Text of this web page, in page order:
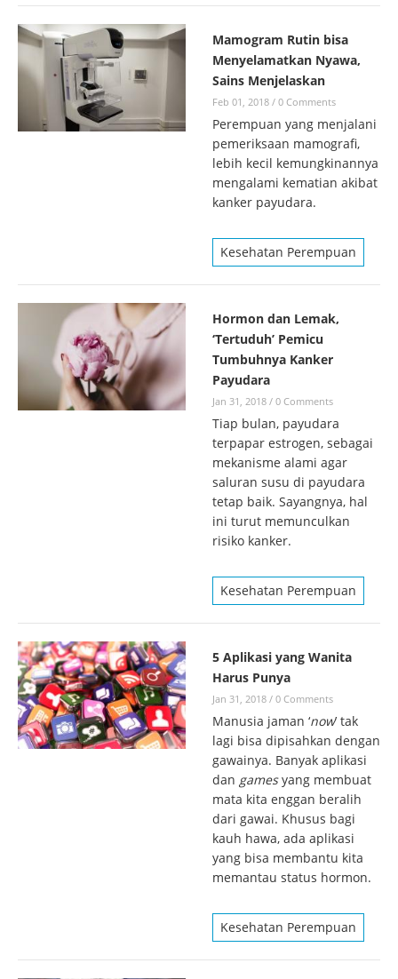
Mamogram Rutin bisa
Menyelamatkan Nyawa,
Sains Menjelaskan
Feb 01, 2018 / 0 Comments
Perempuan yang menjalani
pemeriksaan mamografi,
lebih kecil kemungkinannya
mengalami kematian akibat
kanker payudara.
Kesehatan Perempuan
Hormon dan Lemak,
‘Tertuduh’ Pemicu
Tumbuhnya Kanker
Payudara
Jan 31, 2018 / 0 Comments
Tiap bulan, payudara
terpapar estrogen, sebagai
mekanisme alami agar
saluran susu di payudara
tetap baik. Sayangnya, hal
ini turut memunculkan
risiko kanker.
Kesehatan Perempuan
5 Aplikasi yang Wanita
Harus Punya
Jan 31, 2018 / 0 Comments
Manusia jaman ‘now’ tak
lagi bisa dipisahkan dengan
gawainya. Banyak aplikasi
dan gamesyang membuat
mata kita enggan beralih
dari gawai. Khusus bagi
kauh hawa, ada aplikasi
yang bisa membantu kita
memantau status hormon.
Kesehatan Perempuan